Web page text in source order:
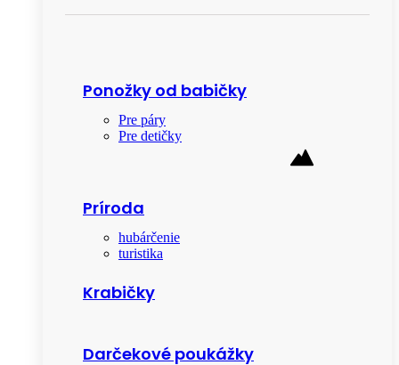
Ponožky od babičky
Pre páry
Pre detičky
Príroda
hubárčenie
turistika
Krabičky
Darčekové poukážky